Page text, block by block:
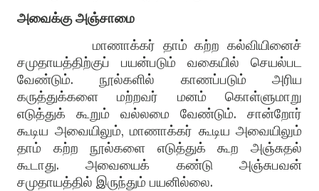
அவைக்கு அஞ்சாமை
மாணாக்கர் தாம் கற்ற கல்வியினைச்
சமுதாயத்திற்குப் பயன்படும் வகையில் செயல்பட
வேண்டும். நூல்களில் காணப்படும் அரிய
கருத்துக்களை மற்றவர் மனம் கொள்ளுமாறு
எடுத்துக் கூறும் வல்லமை வேண்டும். சான்றோர்
கூடிய அவையிலும், மாணாக்கர் கூடிய அவையிலும்
தாம் கற்ற நூல்களை எடுத்துக் கூற அஞ்சுதல்
கூடாது. அவையைக் கண்டு அஞ்சுபவன்
சமுதாயத்தில் இருந்தும் பயனில்லை.